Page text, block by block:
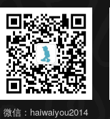
微信：haiwaiyou2014